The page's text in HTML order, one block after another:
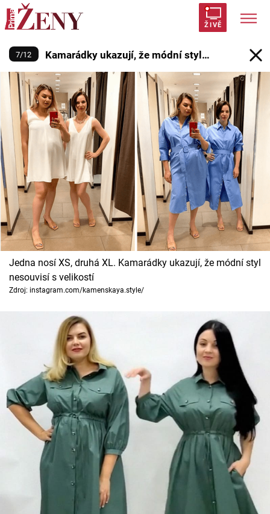
ŽIVĚ
Trendy: Polabí Inspekce Prostřeno!
AYTO?
Módní alarm
Zrádci Proměny
Témata
Celebrity
Vztahy
Seriály
Horoskopy
Filmový festival Karlovy Vary
Pořady
Mámy sobě
Přihlášení
Sledujte nás
Kamarádky ukazují, že módní
7/12
Kamarádky ukazují, že módní styl
nesouvisí s velikostí
Jedna nosí XS, druhá XL. Kamarádky ukazují, že módní styl
nesouvisí s velikostí
Zdroj: instagram.com/kamenskaya.style/